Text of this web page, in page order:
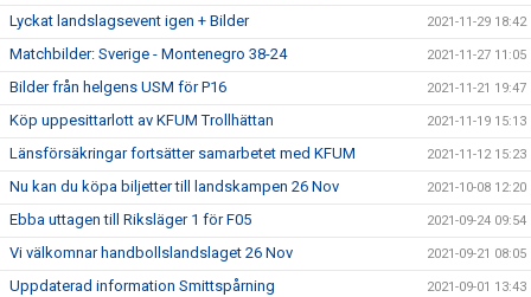
Lyckat landslagsevent igen + Bilder 2021-11-29 18:42
Matchbilder: Sverige - Montenegro 38-24 2021-11-27 11:05
Bilder från helgens USM för P16 2021-11-21 19:47
Köp uppesittarlott av KFUM Trollhättan 2021-11-19 15:13
Länsförsäkringar fortsätter samarbetet med KFUM 2021-11-12 15:23
Nu kan du köpa biljetter till landskampen 26 Nov 2021-10-08 12:20
Ebba uttagen till Riksläger 1 för F05 2021-09-24 09:54
Vi välkomnar handbollslandslaget 26 Nov 2021-09-21 08:05
Uppdaterad information Smittspårning 2021-09-01 13:43